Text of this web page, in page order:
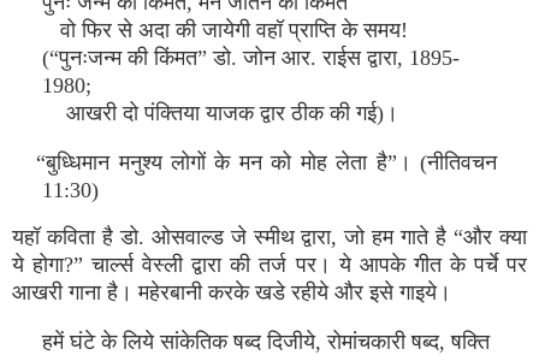
वो फिर से अदा की जायेगी वहॉ प्राप्ति के समय!
(“पुनःजन्म की किंमत” डो. जोन आर. राईस द्वारा, 1895-
1980;
आखरी दो पंक्तिया याजक द्वार ठीक की गई)।
“बुध्धिमान मनुश्य लोगों के मन को मोह लेता है”। (नीतिवचन
11:30)
यहॉ कविता है डो. ओसवाल्ड जे स्मीथ द्वारा, जो हम गाते है “और क्या
ये होगा?” चार्ल्स वेस्ली द्वारा की तर्ज पर। ये आपके गीत के पर्चे पर
आखरी गाना है। महेरबानी करके खडे रहीये और इसे गाइये।
हमें घंटे के लिये सांकेतिक षब्द दिजीये, रोमांचकारी षब्द, षक्ति